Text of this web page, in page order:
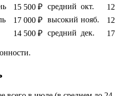
15 500 ₽ средний окт.
12
17 000 ₽ высокий нояб.
12
14 500 ₽ средний дек. 17